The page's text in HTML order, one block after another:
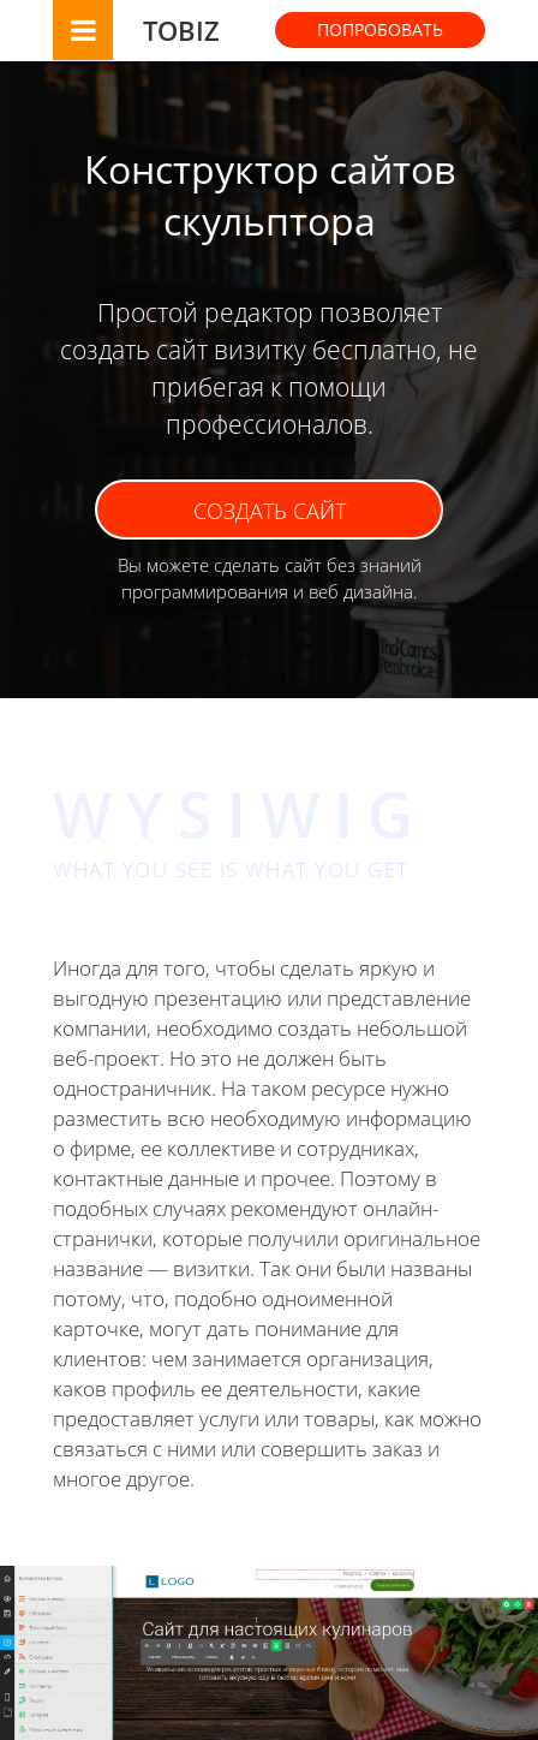
TOBIZ ПОПРОБОВАТЬ
Конструктор сайтов
скульптора
Простой редактор позволяет
создать сайт визитку бесплатно, не
прибегая к помощи
профессионалов.
СОЗДАТЬ САЙТ
Вы можете сделать сайт без знаний
программирования и веб дизайна.
WHAT YOU SEE IS WHAT YOU GET
Иногда для того, чтобы сделать яркую и
выгодную презентацию или представление
компании, необходимо создать небольшой
веб-проект. Но это не должен быть
одностраничник. На таком ресурсе нужно
разместить всю необходимую информацию
о фирме, ее коллективе и сотрудниках,
контактные данные и прочее. Поэтому в
подобных случаях рекомендуют онлайн-
странички, которые получили оригинальное
название — визитки. Так они были названы
потому, что, подобно одноименной
карточке, могут дать понимание для
клиентов: чем занимается организация,
каков профиль ее деятельности, какие
предоставляет услуги или товары, как можно
связаться с ними или совершить заказ и
многое другое.